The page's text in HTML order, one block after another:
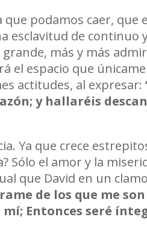
podamos caer, que
de continuo
más y más
el espacio que
actitudes, al expresar:
ón; y hallaréis
Ya que crece
Sólo el amor y la
que David en un
de los que me
Entonces seré